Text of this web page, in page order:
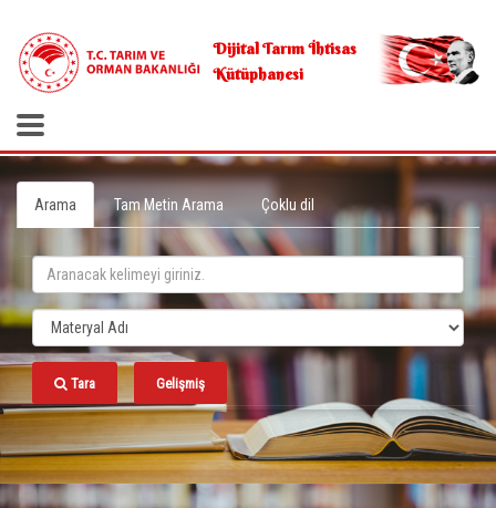
Dijital Tarım İhtisas
Kütüphanesi
Arama Tam Metin Arama Çoklu dil
Tara Gelişmiş